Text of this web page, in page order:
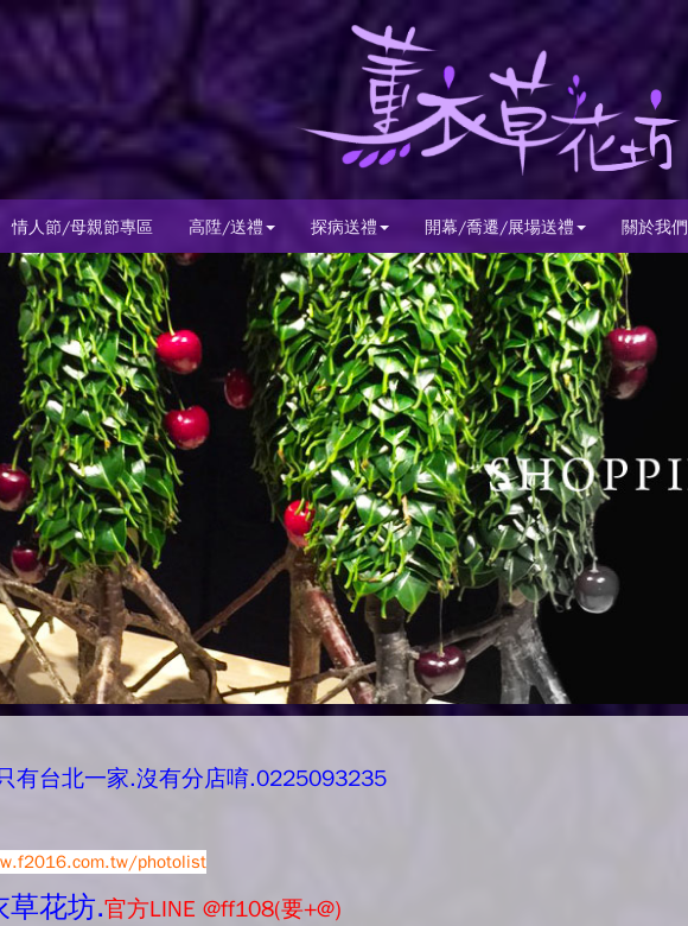
情人節/母親節專區 高陞/送禮 探病送禮 開幕/喬遷/展場送禮 關於我們
有台北一家.沒有分店唷.0225093235
photolist
草花坊.官方LINE @ff108(要+@)